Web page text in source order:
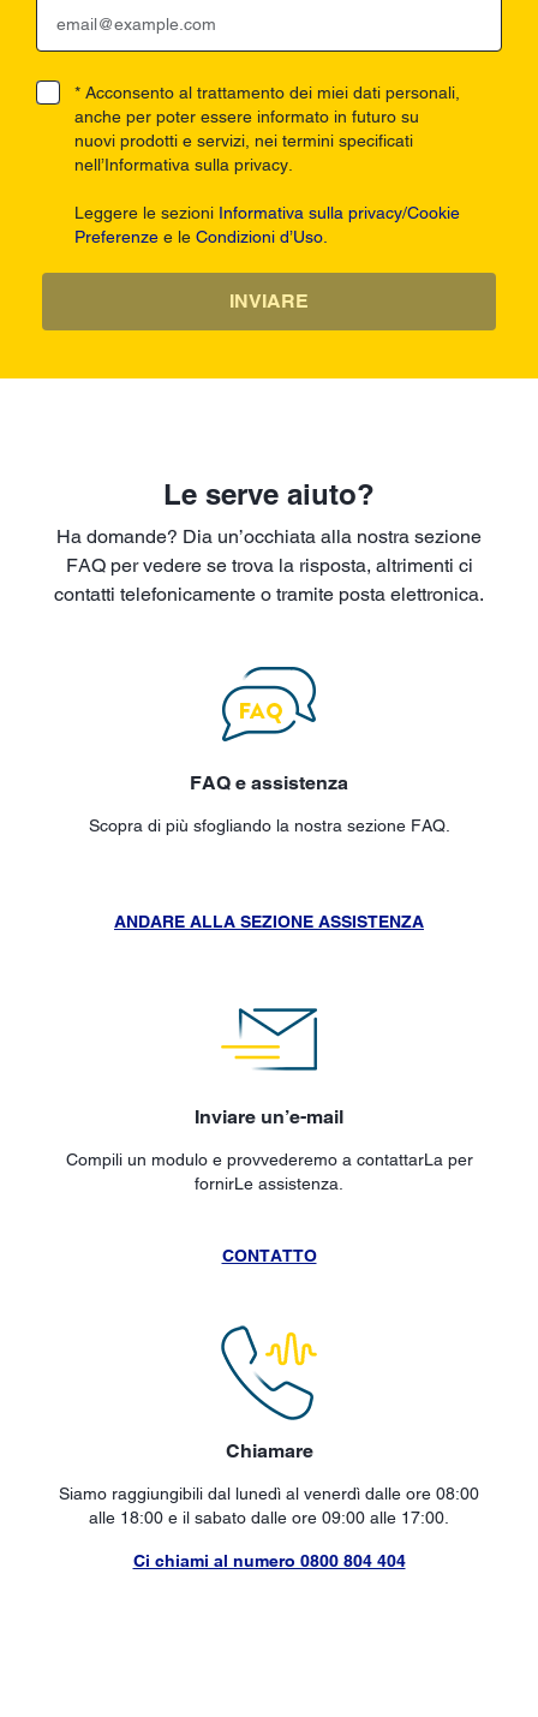
* Acconsento al trattamento dei miei dati personali,
anche per poter essere informato in futuro su
nuovi prodotti e servizi, nei termini specificati
nell’Informativa sulla privacy.
Leggere le sezioni Informativa sulla privacy/Cookie
Preferenze e le Condizioni d’Uso.
INVIARE
Le serve aiuto?
Ha domande? Dia un’occhiata alla nostra sezione
FAQ per vedere se trova la risposta, altrimenti ci
contatti telefonicamente o tramite posta elettronica.
FAQ e assistenza
Scopra di più sfogliando la nostra sezione FAQ.
ANDARE ALLA SEZIONE ASSISTENZA
Inviare un’e-mail
Compili un modulo e provvederemo a contattarLa per
fornirLe assistenza.
CONTATTO
Chiamare
Siamo raggiungibili dal lunedì al venerdì dalle ore 08:00
alle 18:00 e il sabato dalle ore 09:00 alle 17:00.
Ci chiami al numero 0800 804 404